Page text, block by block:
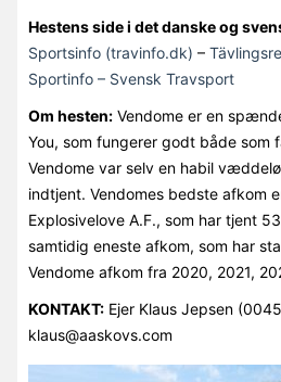
Hestens side i det danske og
Sportsinfo (travinfo.dk) –
Sportinfo – Svensk Travsport
Om hesten:Vendome er en
You, som fungerer godt både som
Vendome var selv en habil
indtjent. Vendomes bedste afkom
Explosivelove A.F., som har tjent
samtidig eneste afkom, som har
Vendome afkom fra 2020, 2021,
KONTAKT:Ejer Klaus Jepsen
klaus@aaskovs.com